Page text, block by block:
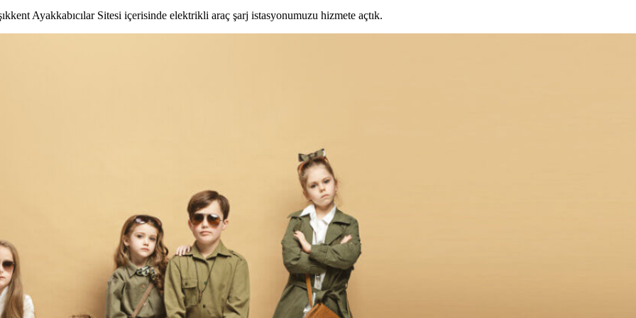
Ayakkabıcılar Sitesi içerisinde elektrikli araç şarj istasyonumuzu hizmete açtık.